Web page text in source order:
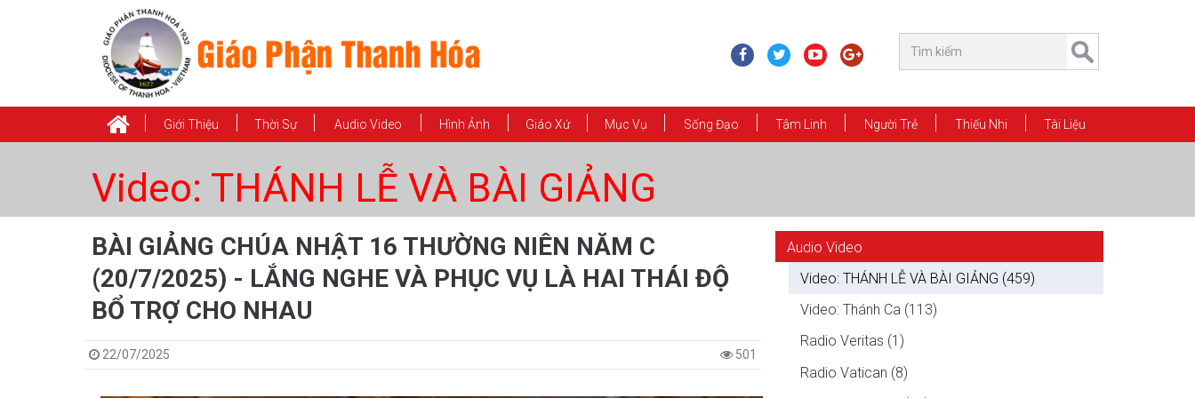
Giới Thiệu Thời Sự Audio Video Hình Ảnh Giáo Xứ Mục Vụ Sống Đạo Tâm Linh Người Trẻ Thiếu Nhi Tài Liệu
Video: THÁNH LỄ VÀ BÀI GIẢNG
BÀI GIẢNG CHÚA NHẬT 16 THƯỜNG NIÊN NĂM C
(20/7/2025) - LẮNG NGHE VÀ PHỤC VỤ LÀ HAI THÁI ĐỘ
BỔ TRỢ CHO NHAU
22/07/2025 501
Audio Video
Video: THÁNH LỄ VÀ BÀI GIẢNG (459)
Video: Thánh Ca (113)
Radio Veritas (1)
Radio Vatican (8)